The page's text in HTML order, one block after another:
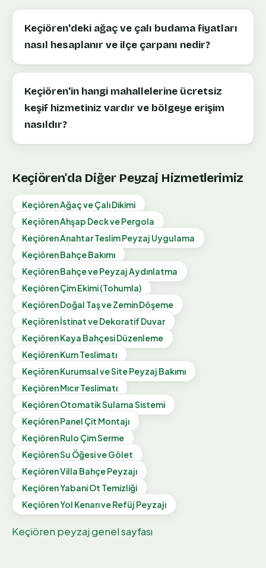
Keçiören'deki ağaç ve çalı budama fiyatları
nasıl hesaplanır ve ilçe çarpanı nedir?
Keçiören'in hangi mahallelerine ücretsiz
keşif hizmetiniz vardır ve bölgeye erişim
nasıldır?
Keçiören'da Diğer Peyzaj Hizmetlerimiz
KeçiörenAğaç ve Çalı Dikimi
KeçiörenAhşap Deck ve Pergola
KeçiörenAnahtar Teslim Peyzaj Uygulama
KeçiörenBahçe Bakımı
KeçiörenBahçe ve Peyzaj Aydınlatma
KeçiörenÇim Ekimi (Tohumla)
KeçiörenDoğal Taş ve Zemin Döşeme
Keçiörenİstinat ve Dekoratif Duvar
KeçiörenKaya Bahçesi Düzenleme
KeçiörenKum Teslimatı
KeçiörenKurumsal ve Site Peyzaj Bakımı
KeçiörenMıcır Teslimatı
KeçiörenOtomatik Sulama Sistemi
KeçiörenPanel Çit Montajı
KeçiörenRulo Çim Serme
KeçiörenSu Öğesi ve Gölet
KeçiörenVilla Bahçe Peyzajı
KeçiörenYabani Ot Temizliği
KeçiörenYol Kenarı ve Refüj Peyzajı
Keçiören peyzaj genel sayfası